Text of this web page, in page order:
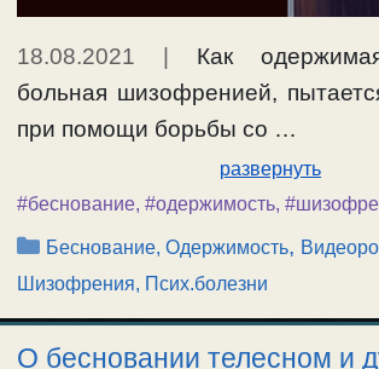
18.08.2021
Как
больная шизофренией,
при помощи борьбы со …
развернуть
#беснование, #одержимость,
Рубрики
Беснование, Одержимость,
Шизофрения, Псих.болезни
О бесновании телесном и